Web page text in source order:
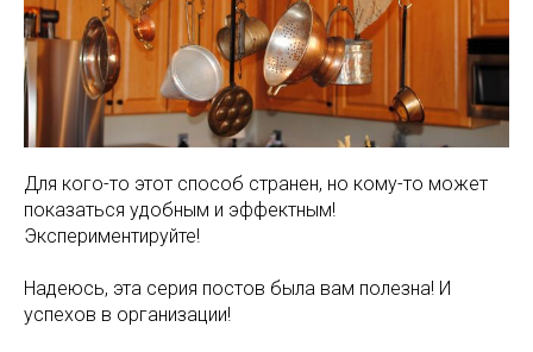
Для кого-то этот способ странен, но кому-то может
показаться удобным и эффектным!
Экспериментируйте!
Надеюсь, эта серия постов была вам полезна! И
успехов в организации!